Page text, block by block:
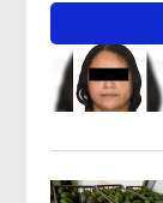
Opens in